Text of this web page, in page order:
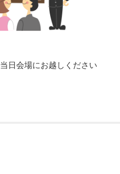
当日会場にお越しください